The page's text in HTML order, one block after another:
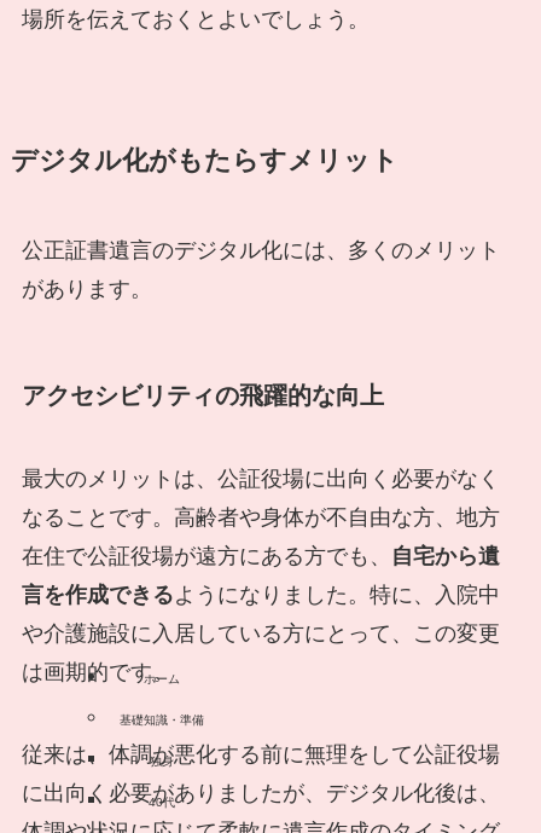
場所を伝えておくとよいでしょう。
デジタル化がもたらすメリット
公正証書遺言のデジタル化には、多くのメリット
があります。
アクセシビリティの飛躍的な向上
最大のメリットは、公証役場に出向く必要がなく
なることです。高齢者や身体が不自由な方、地方
在住で公証役場が遠方にある方でも、
自宅から遺
言を作成できるようになりました。特に、入院中
や介護施設に入居している方にとって、この変更
は画期的です。
従来は、体調が悪化する前に無理をして公証役場
に出向く必要がありましたが、デジタル化後は、
ホーム
基礎知識・準備
独身
40代